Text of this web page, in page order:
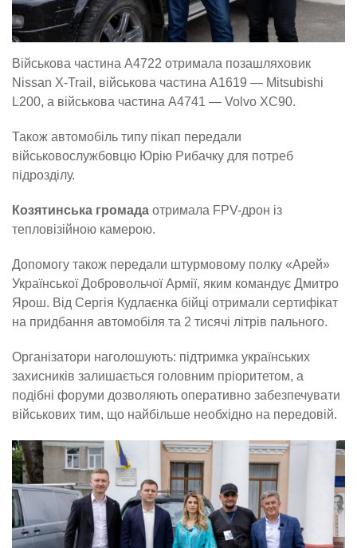
Військова частина А4722 отримала позашляховик
Nissan X-Trail, військова частина А1619 — Mitsubishi
L200, а військова частина А4741 — Volvo XC90.
Також автомобіль типу пікап передали
військовослужбовцю Юрію Рибачку для потреб
підрозділу.
Козятинська громада отримала FPV-дрон із
тепловізійною камерою.
Допомогу також передали штурмовому полку «Арей»
Української Добровольчої Армії, яким командує Дмитро
Ярош. Від Сергія Кудлаєнка бійці отримали сертифікат
на придбання автомобіля та 2 тисячі літрів пального.
Організатори наголошують: підтримка українських
захисників залишається головним пріоритетом, а
подібні форуми дозволяють оперативно забезпечувати
військових тим, що найбільше необхідно на передовій.